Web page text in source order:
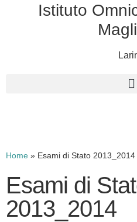
Istituto
Home » Esami di Stato 2013_2014
Esami di
2013_2014